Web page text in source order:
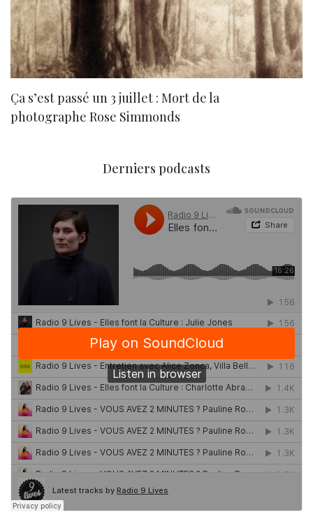
Ça s’est passé un 3 juillet : Mort de la
photographe Rose Simmonds
Derniers podcasts